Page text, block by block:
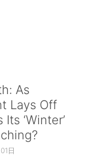
As
Lays Off
‘Winter’
日